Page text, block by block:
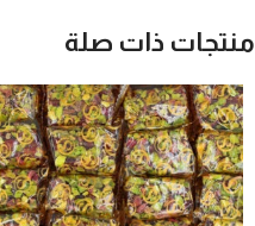
منتجات ذات صلة